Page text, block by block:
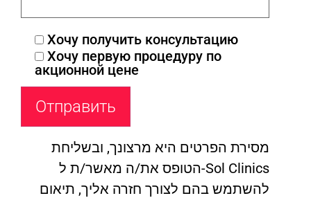
Хочу получить консультацию
Хочу первую процедуру по
акционной цене
מסירת הפרטים היא מרצונך, ובשליחת
הטופס את/ה מאשר/ת ל-Sol Clinics
להשתמש בהם לצורך חזרה אליך, תיאום